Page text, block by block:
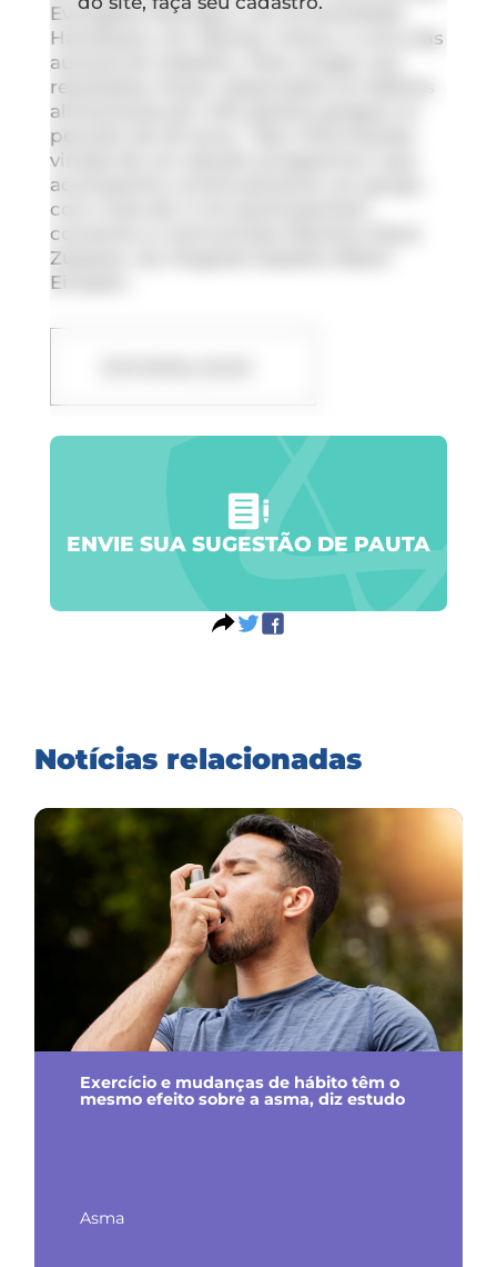
Evangelia Damigou, da Universidade
Harokopio, em Atenas, Grécia, e uma das
autoras do trabalho. Para chegar aos
resultados, foram observados os hábitos
alimentares de 1.415 adultos gregos no
período de 20 anos. “São informações
vindas de um estudo prospectivo, que
acompanha continuamente um grupo
com mais de 4 mil participantes”,
comenta a nutricionista Mariana Staut
Zukeran, do Hospital Israelita Albert
Einstein.
ENVIE SUA SUGESTÃO DE PAUTA
Notícias relacionadas
Exercício e mudanças de hábito têm o
mesmo efeito sobre a asma, diz estudo
Asma